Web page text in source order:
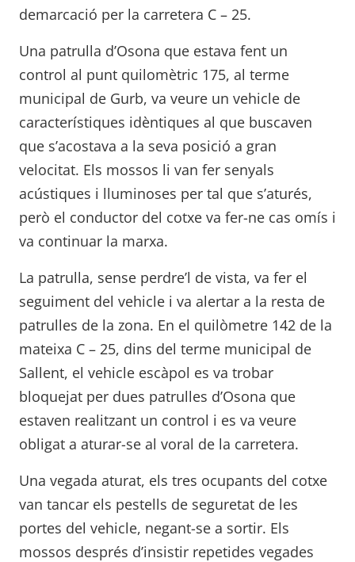
demarcació per la carretera C – 25.
Una patrulla d’Osona que estava fent un
control al punt quilomètric 175, al terme
municipal de Gurb, va veure un vehicle de
característiques idèntiques al que buscaven
que s’acostava a la seva posició a gran
velocitat. Els mossos li van fer senyals
acústiques i lluminoses per tal que s’aturés,
però el conductor del cotxe va fer-ne cas omís i
va continuar la marxa.
La patrulla, sense perdre’l de vista, va fer el
seguiment del vehicle i va alertar a la resta de
patrulles de la zona. En el quilòmetre 142 de la
mateixa C – 25, dins del terme municipal de
Sallent, el vehicle escàpol es va trobar
bloquejat per dues patrulles d’Osona que
estaven realitzant un control i es va veure
obligat a aturar-se al voral de la carretera.
Una vegada aturat, els tres ocupants del cotxe
van tancar els pestells de seguretat de les
portes del vehicle, negant-se a sortir. Els
mossos després d’insistir repetides vegades